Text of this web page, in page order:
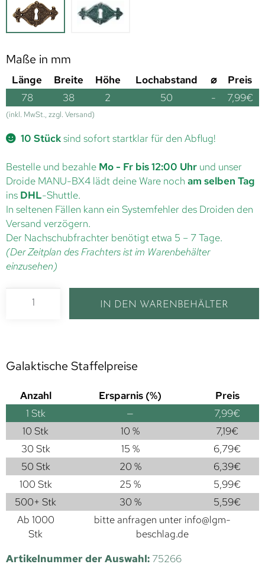
Maße in mm
Länge Breite Höhe Lochabstand ⌀
Preis
78
38 2 50 - 7,99€
(inkl. MwSt., zzgl. Versand)
10 Stücksind sofort startklar für den Abflug!
Bestelle und bezahle Mo - Fr bis 12:00 Uhr und unser
Droide MANU-BX4 lädt deine Ware noch am selben Tag
ins DHL-Shuttle.
In seltenen Fällen kann ein Systemfehler des Droiden den
Versand verzögern.
Der Nachschubfrachter benötigt etwa 5 – 7 Tage.
(Der Zeitplan des Frachters ist im Warenbehälter
einzusehen)
IN DEN WARENBEHÄLTER
Galaktische Staffelpreise
Anzahl Ersparnis (%)
Preis
1 Stk — 7,99€
10 Stk
10 % 7,19€
30 Stk
15 % 6,79€
50 Stk
20 % 6,39€
100 Stk
25 % 5,99€
500+ Stk
30 % 5,59€
Ab 1000
Stk
bitte anfragen unter info@lgm-
beschlag.de
Artikelnummer der Auswahl: 75266